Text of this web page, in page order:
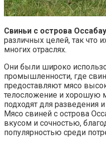
Свиньи с острова Оссабау
различных целей, так что
многих отраслях.
Они были широко
промышленности, где
предоставляют мясо
телосложение и хорошую
подходят для разведения
Мясо свиней с острова
вкусом и сочностью,
популярностью среди